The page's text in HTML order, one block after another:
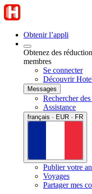
Obtenir l’appli
Obtenez des
membres
Se connecter
Découvrir
Messages
Rechercher
Assistance
français · EUR · FR
Publier votre
Voyages
Partager mes